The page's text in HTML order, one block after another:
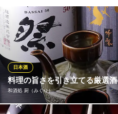
料理の旨さを引き立てる厳選酒
和酒処 厨（みくり）
日本酒